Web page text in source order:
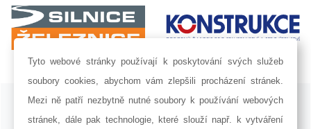
ISSN 1802-8535 © 2009 - 2026 AF POWER agency a.s. |
Nastavení
Tyto webové stránky používají k poskytování svých služeb
soubory cookies, abychom vám zlepšili procházení stránek.
Mezi ně patří nezbytně nutné soubory k používání webových
stránek, dále pak technologie, které slouží např. k vytváření